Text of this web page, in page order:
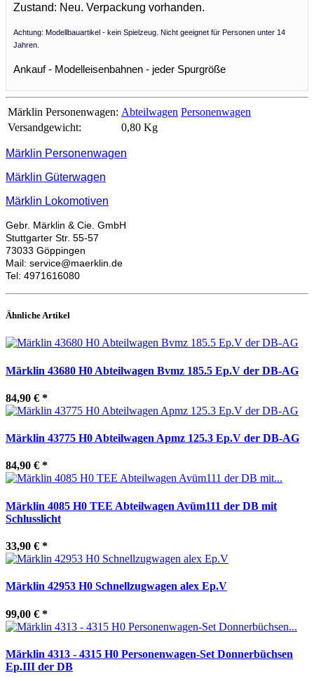
Zustand: Neu. Verpackung vorhanden.
Achtung: Modellbauartikel - kein Spielzeug. Nicht geeignet für Personen unter 14
Jahren.
Ankauf - Modelleisenbahnen - jeder Spurgröße
Märklin Personenwagen: Abteilwagen Personenwagen
Versandgewicht:
0,80 Kg
Märklin Personenwagen
Märklin Güterwagen
Märklin Lokomotiven
Gebr. Märklin & Cie. GmbH
Stuttgarter Str. 55-57
73033 Göppingen
Mail: service@maerklin.de
Tel: 4971616080
Ähnliche Artikel
Märklin 43680 H0 Abteilwagen Bvmz 185.5 Ep.V der DB-AG
84,90 € *
Märklin 43775 H0 Abteilwagen Apmz 125.3 Ep.V der DB-AG
84,90 € *
Märklin 4085 H0 TEE Abteilwagen Avüm111 der DB mit
Schlusslicht
33,90 € *
Märklin 42953 H0 Schnellzugwagen alex Ep.V
99,00 € *
Märklin 4313 - 4315 H0 Personenwagen-Set Donnerbüchsen
Ep.III der DB